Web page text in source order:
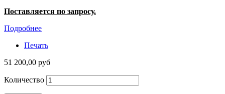
Поставляется по запросу.
Подробнее
Печать
51 200,00 руб
Количество